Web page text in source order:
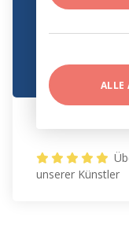
ALLE
unserer Künstler